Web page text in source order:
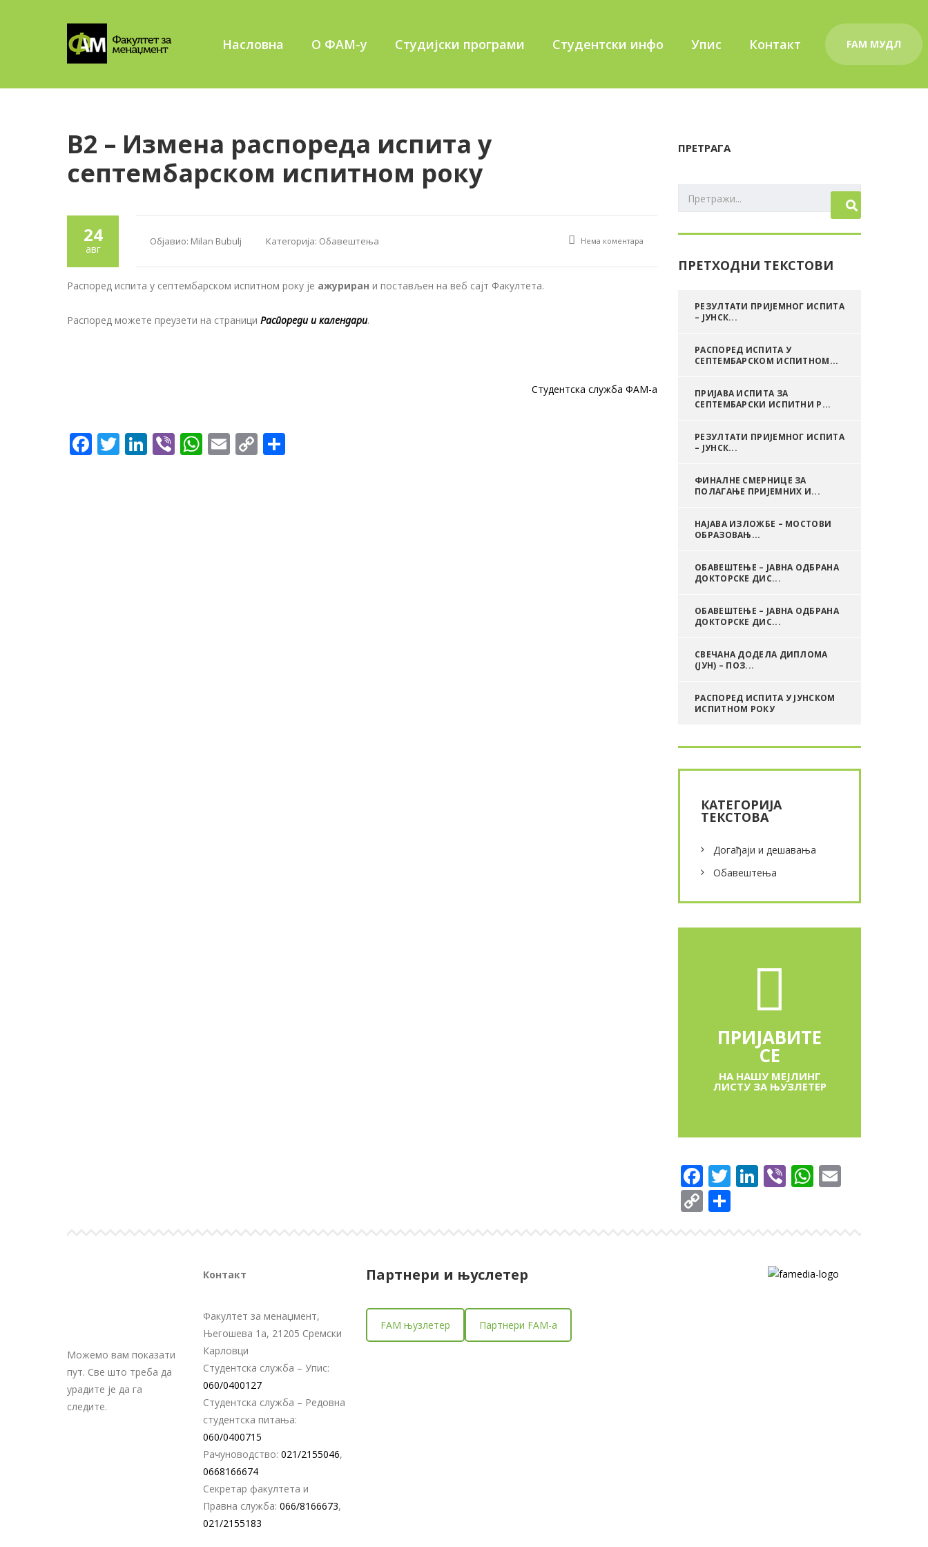
Насловна О ФАМ-у Студијски програми Студентски инфо Упис Контакт FAM MУДЛ
В2 – Измена распореда испита у
септембарском испитном року
24
авг
Објавио: Milan Bubulj Категорија: Обавештења Нема коментара
Распоред испита у септембарском испитном року је ажуриран и постављен на веб сајт Факултета.
Распоред можете преузети на страници Распореди и календари.
Студентска служба ФАМ-а
Facebook
Twitter
LinkedIn
ViberWhatsApp
Email
Copy
ПРЕТРАГА
ПРЕТХОДНИ ТЕКСТОВИ
РЕЗУЛТАТИ ПРИЈЕМНОГ ИСПИТА
– ЈУНСК...
РАСПОРЕД ИСПИТА У
СЕПТЕМБАРСКОМ ИСПИТНОМ...
ПРИЈАВА ИСПИТА ЗА
СЕПТЕМБАРСКИ ИСПИТНИ Р...
РЕЗУЛТАТИ ПРИЈЕМНОГ ИСПИТА
– ЈУНСК...
ФИНАЛНЕ СМЕРНИЦЕ ЗА
ПОЛАГАЊЕ ПРИЈЕМНИХ И...
НАЈАВА ИЗЛОЖБЕ – МОСТОВИ
ОБРАЗОВАЊ...
ОБАВЕШТЕЊЕ – ЈАВНА ОДБРАНА
ДОКТОРСКЕ ДИС...
ОБАВЕШТЕЊЕ – ЈАВНА ОДБРАНА
ДОКТОРСКЕ ДИС...
СВЕЧАНА ДОДЕЛА ДИПЛОМА
(ЈУН) – ПОЗ...
РАСПОРЕД ИСПИТА У ЈУНСКОМ
ИСПИТНОМ РОКУ
КАТЕГОРИЈА
ТЕКСТОВА
Догађаји и дешавања
Обавештења
ПРИЈАВИТЕ
СЕ
НА НАШУ МЕЈЛИНГ
ЛИСТУ ЗА ЊУЗЛЕТЕР
Facebook
Twitter
LinkedIn
ViberWhatsApp
Copy
Можемо вам показати
пут. Све што треба да
урадите је да га
следите.
Контакт
Факултет за менаџмент,
Његошева 1а, 21205 Сремски
Карловци
Студентска служба – Упис:
060/0400127
Студентска служба – Редовна
студентска питања:
060/0400715
Рачуноводство: 021/2155046,
0668166674
Секретар факултета и
Правна служба: 066/8166673,
021/2155183
Партнери и њуслетер
FAM њузлетер Партнери FAM-a